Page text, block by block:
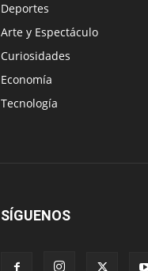
Deportes
Arte y Espectáculo
Curiosidades
Economía
Tecnología
SÍGUENOS